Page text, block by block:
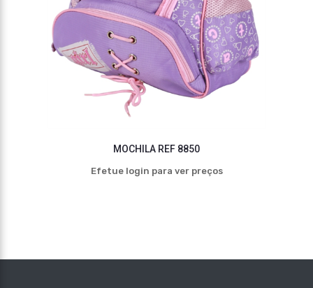
MOCHILA REF 8850
Efetue login para ver preços